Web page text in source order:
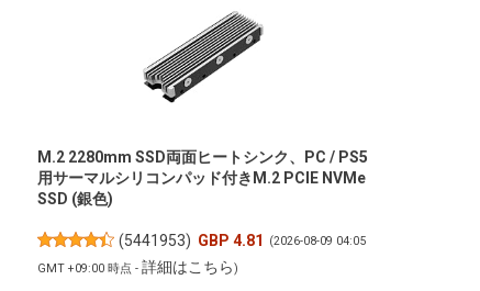
M.2 2280mm SSD両面ヒートシンク、PC / PS5
用サーマルシリコンパッド付きM.2 PCIE NVMe
SSD (銀色)
(5441953) GBP 4.81
(2026-08-09 04:05
GMT +09:00 時点 -詳細はこちら)